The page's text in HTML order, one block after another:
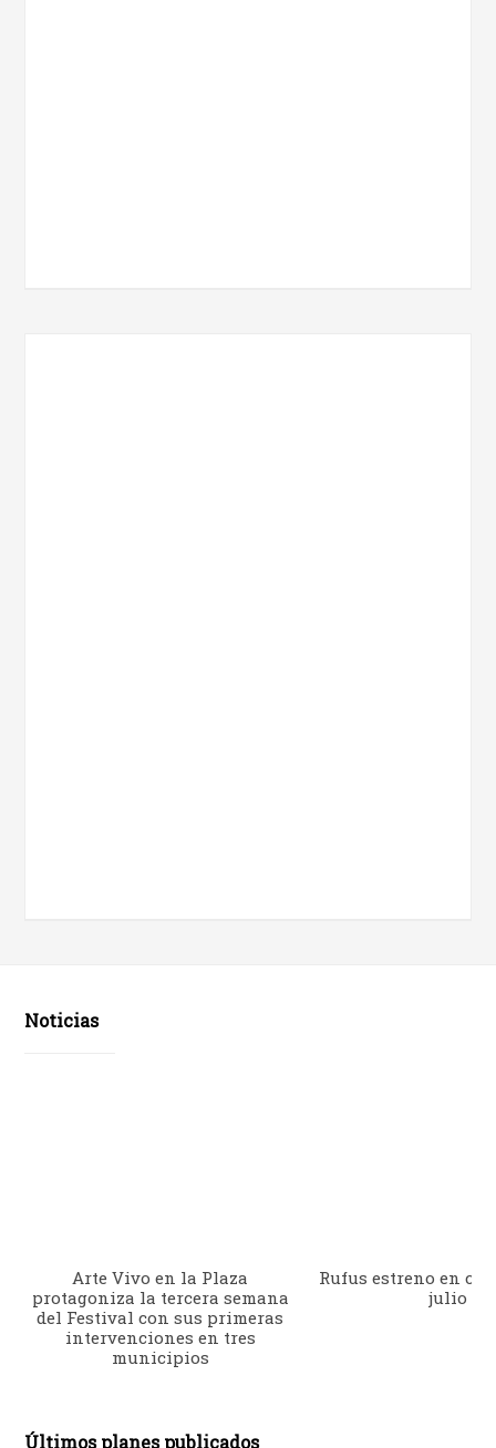
Noticias
Arte Vivo en la Plaza
protagoniza la tercera semana
del Festival con sus primeras
intervenciones en tres
municipios
Rufus estreno en
julio
Últimos planes publicados